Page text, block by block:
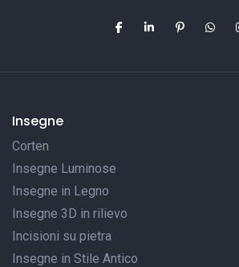
Insegne
Corten
Insegne Luminose
Insegne in Legno
Insegne 3D in rilievo
Incisioni su pietra
Insegne in Stile Antico